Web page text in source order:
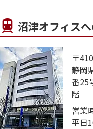
沼津オフィス
〒
静岡
番25
階
営業
平日